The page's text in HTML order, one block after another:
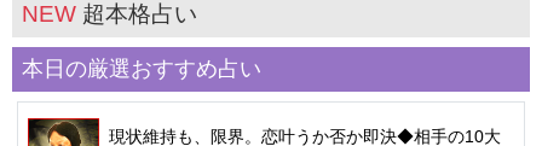
NEW 超本格占い
本日の厳選おすすめ占い
現状維持も、限界。恋叶うか否か即決◆相手の10大